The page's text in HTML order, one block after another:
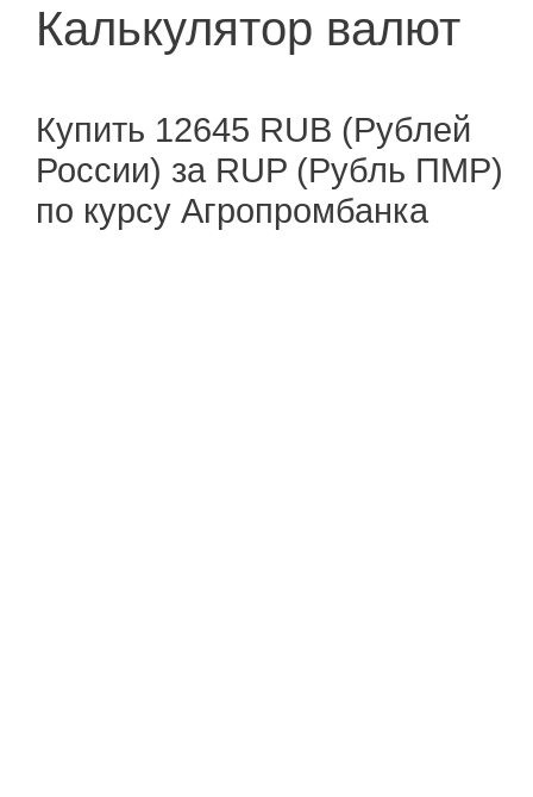
Калькулятор валют
Купить 12645 RUB (Рублей
России) за RUP (Рубль ПМР)
по курсу Агропромбанка